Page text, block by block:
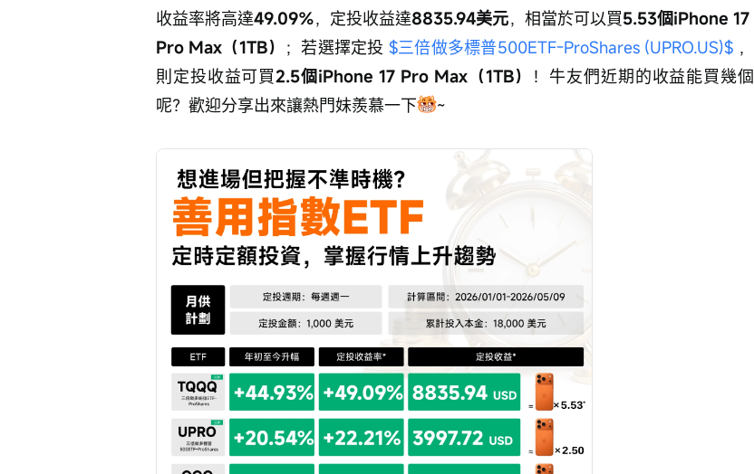
收益率將高達49.09%，定投收益達8835.94美元，相當於可以買5.53個iPhone 17
Pro Max（1TB） ；若選擇定投 $三倍做多標普500ETF-ProShares (UPRO.US)$ ，
則定投收益可買2.5個iPhone 17 Pro Max（1TB）
！牛友們近期的收益能買幾個
呢？歡迎分享出來讓熱門妹羨慕一下
~